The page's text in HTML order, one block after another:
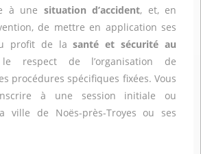
à une situation d’accident, et, en
de mettre en application ses
profit de lasanté et sécurité au
respect de l’organisation de
procédures spécifiques fixées. Vous
à une session initiale ou
ville de Noës-près-Troyes ou ses